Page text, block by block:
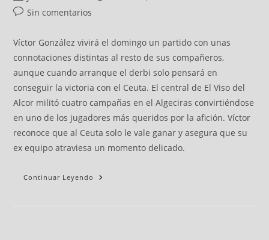
Sin comentarios
Víctor González vivirá el domingo un partido con unas
connotaciones distintas al resto de sus compañeros,
aunque cuando arranque el derbi solo pensará en
conseguir la victoria con el Ceuta. El central de El Viso del
Alcor militó cuatro campañas en el Algeciras convirtiéndose
en uno de los jugadores más queridos por la afición. Víctor
reconoce que al Ceuta solo le vale ganar y asegura que su
ex equipo atraviesa un momento delicado.
Continuar Leyendo